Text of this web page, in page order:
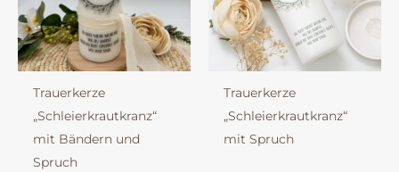
Trauerkerze
„Schleierkrautkranz“
mit Bändern und
Spruch
Trauerkerze
„Schleierkrautkranz“
mit Spruch